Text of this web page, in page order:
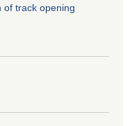
of track opening